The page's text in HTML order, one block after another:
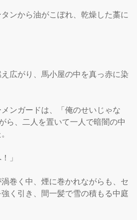
ンから油がこぼれ、乾燥した藁に
広がり、馬小屋の中を真っ赤に染
ンガードは、「俺のせいじゃな
ら、二人を置いて一人で暗闇の中
」
巻く中、煙に巻かれながらも、セ
く引き、間一髪で雪の積もる中庭